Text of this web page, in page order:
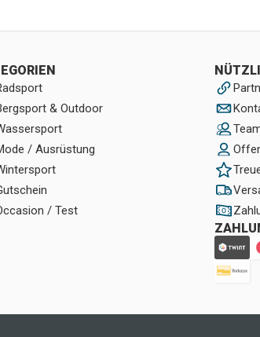
& Outdoor
/ Ausrüstung
/ Test